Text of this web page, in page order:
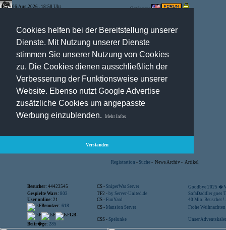
Cookies helfen bei der Bereitstellung unserer
Dienste. Mit Nutzung unserer Dienste
stimmen Sie unserer Nutzung von Cookies
zu. Die Cookies dienen ausschließlich der
Verbesserung der Funktionsweise unserer
Website. Ebenso nutzt Google Advertise
zusätzliche Cookies um angepasste
Werbung einzublenden.
Mehr Infos
Verstanden
06.Aug.2026 , 18:58 Uhr Optionen:
Registration - Suche - News Archiv - Artikel
Besucher: 44423545 CS - SniperWar Server
Goodbye 2025 �
Gespielte Wars: 803 TF2 - by Server-United.de
SofaDaddler goes
User online: 21 CS - FunYard
40 Mio. Beuscher
Benutzer: 618 CS - Mansion Server
Frohe
GB-
Beitr�ge: 285
CSS - Spelunke Unser